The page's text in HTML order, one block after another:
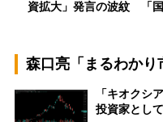
資拡大」発言の波紋 「
森口亮「まるわかり
「キオクシ
投資家とし